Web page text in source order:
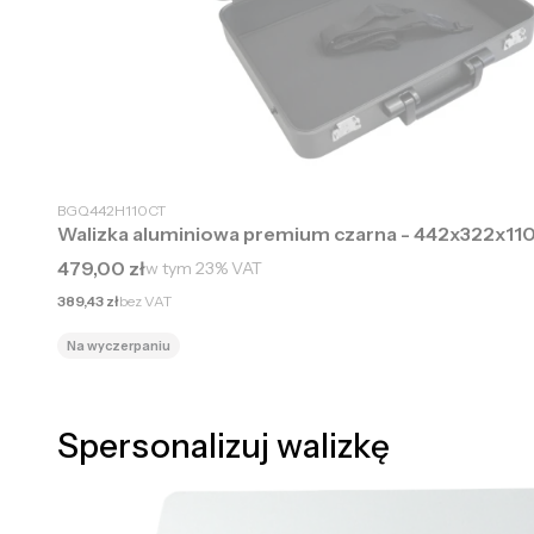
BGQ442H110CT
Walizka aluminiowa premium czarna -
Cena brutto
479,00 złw tym 23%VAT
Cena netto
389,43 złbez VAT
Na wyczerpaniu
Spersonalizuj walizkę